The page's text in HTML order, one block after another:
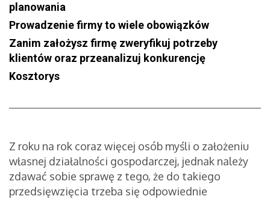
planowania
Prowadzenie firmy to wiele obowiązków
Zanim założysz firmę zweryfikuj potrzeby
klientów oraz przeanalizuj konkurencję
Kosztorys
Z roku na rok coraz więcej osób myśli o założeniu
własnej działalności gospodarczej, jednak należy
zdawać sobie sprawę z tego, że do takiego
przedsięwzięcia trzeba się odpowiednie